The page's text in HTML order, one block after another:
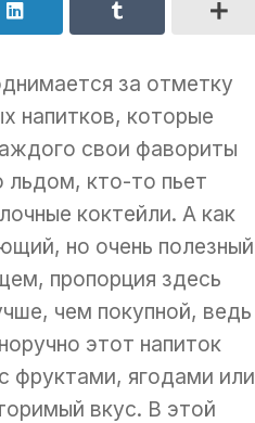
за отметку
напитков, которые
свои фавориты
льдом, кто-то пьет
коктейли. А как
но очень полезный
пропорция здесь
чем покупной, ведь
этот напиток
фруктами, ягодами или
вкус. В этой